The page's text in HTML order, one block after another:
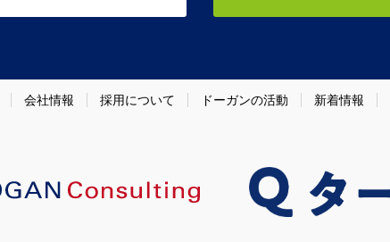
会社情報 採用について ドーガンの活動 新着情報